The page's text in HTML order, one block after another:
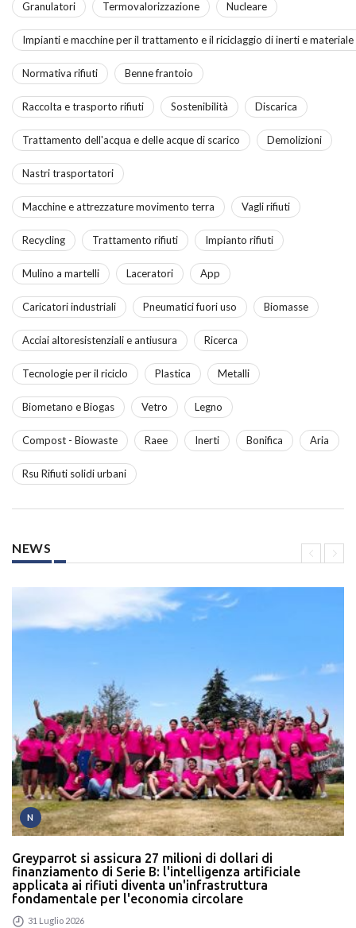
Granulatori Termovalorizzazione Nucleare
Impianti e macchine per il trattamento e il riciclaggio di inerti e
Normativa rifiuti Benne frantoio
Raccolta e trasporto rifiuti Sostenibilità Discarica
Trattamento dell'acqua e delle acque di scarico Demolizioni
Nastri trasportatori
Macchine e attrezzature movimento terra Vagli rifiuti
Recycling Trattamento rifiuti Impianto rifiuti
Mulino a martelli Laceratori App
Caricatori industriali Pneumatici fuori uso Biomasse
Acciai altoresistenziali e antiusura Ricerca
Tecnologie per il riciclo Plastica Metalli
Biometano e Biogas Vetro Legno
Compost - Biowaste Raee Inerti Bonifica Aria
Rsu Rifiuti solidi urbani
NEWS
N
Greyparrot si assicura 27 milioni di dollari di
finanziamento di Serie B: l'intelligenza artificiale
applicata ai rifiuti diventa un'infrastruttura
fondamentale per l'economia circolare
31 Luglio 2026